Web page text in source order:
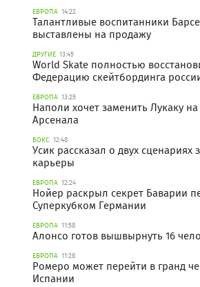
ЕВРОПА 14:22
Талантливые воспитанники
выставлены на продажу
ДРУГИЕ 13:45
World Skate полностью
Федерацию скейтбординга
ЕВРОПА 13:25
Наполи хочет заменить Лукаку на
Арсенала
БОКС 12:48
Усик рассказал о двух сценариях
карьеры
ЕВРОПА 12:24
Нойер раскрыл секрет Баварии
Суперкубком Германии
ЕВРОПА 11:58
Алонсо готов вышвырнуть 16
ЕВРОПА 11:28
Ромеро может перейти в гранд
Испании